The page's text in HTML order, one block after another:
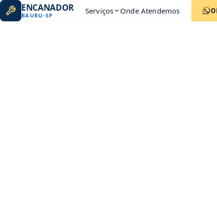
ENCANADOR
BAURU-SP Serviços Onde Atendemos